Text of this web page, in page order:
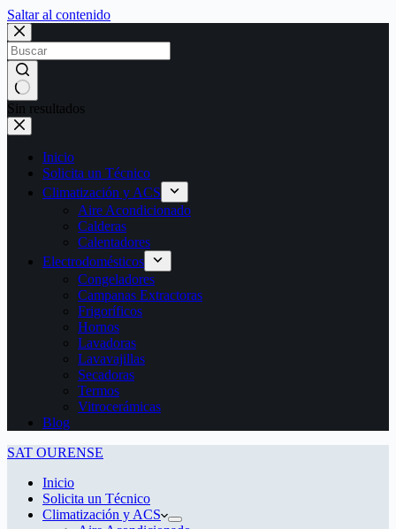
Saltar al contenido
Sin resultados
Inicio
Solicita un Técnico
Climatización y ACS
Aire Acondicionado
Calderas
Calentadores
Electrodomésticos
Congeladores
Campanas Extractoras
Frigoríficos
Hornos
Lavadoras
Lavavajillas
Secadoras
Termos
Vitrocerámicas
Blog
SAT OURENSE
Inicio
Solicita un Técnico
Climatización y ACS